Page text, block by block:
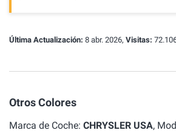
Última Actualización: 8 abr. 2026, Visitas:
Otros Colores
Marca de Coche: CHRYSLER USA,